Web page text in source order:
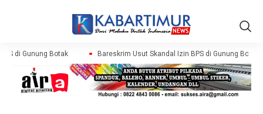
di Gunung Botak Bareskrim Usut Skandal Izin BPS di Gunung Botak